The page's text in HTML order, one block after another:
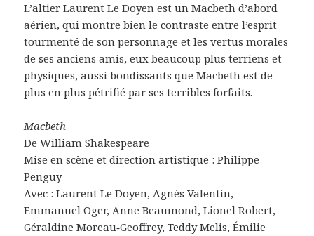
L’altier Laurent Le Doyen est un Macbeth d’abord
aérien, qui montre bien le contraste entre l’esprit
tourmenté de son personnage et les vertus morales
de ses anciens amis, eux beaucoup plus terriens et
physiques, aussi bondissants que Macbeth est de
plus en plus pétrifié par ses terribles forfaits.
Macbeth
De William Shakespeare
Mise en scène et direction artistique : Philippe
Penguy
Avec : Laurent Le Doyen, Agnès Valentin,
Emmanuel Oger, Anne Beaumond, Lionel Robert,
Géraldine Moreau‑Geoffrey, Teddy Melis, Émilie